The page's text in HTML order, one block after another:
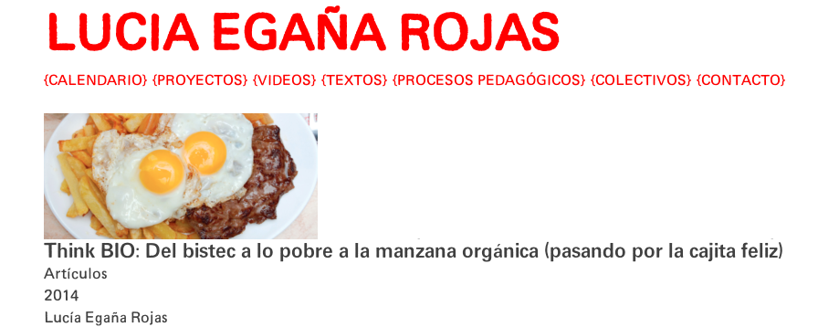
Skip
content
LUCIA EGAÑA ROJAS
CALENDARIO PROYECTOS VIDEOS TEXTOS PROCESOS PEDAGÓGICOS COLECTIVOS CONTACTO
Think BIO: Del bistec a lo pobre a la manzana orgánica (pasando por la cajita feliz)
Artículos
2014
Lucía Egaña Rojas